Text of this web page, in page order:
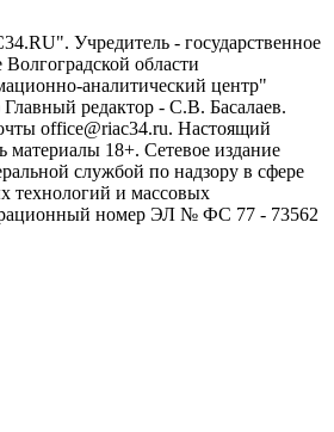
Учредитель - государственное
области
аналитический центр"
редактор - С.В. Басалаев.
office@riac34.ru. Настоящий
материалы 18+. Сетевое издание
службой по надзору в сфере
технологий и массовых
номер ЭЛ № ФС 77 - 73562